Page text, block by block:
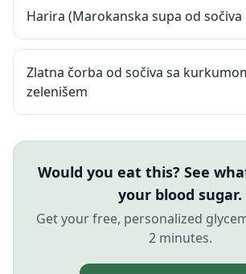
Harira (Marokanska supa od sočiva
Zlatna čorba od sočiva sa
zelenišem
Would you eat this? See
your blood sugar.
Get your free, personalized
2 minutes.